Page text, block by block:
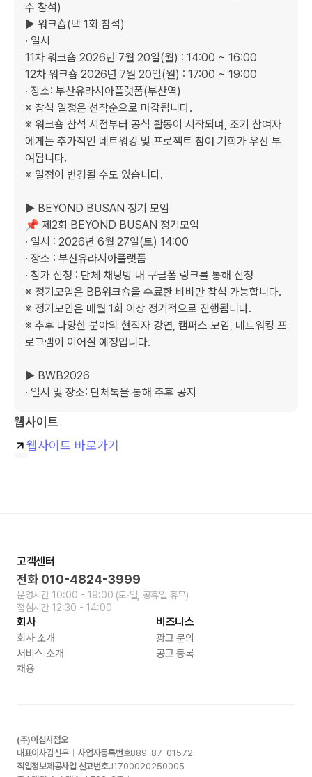
수 참석)
▶ 워크숍(택 1회 참석)
· 일시
11차 워크숍 2026년 7월 20일(월) : 14:00 ~ 16:00
12차 워크숍 2026년 7월 20일(월) : 17:00 ~ 19:00
· 장소: 부산유라시아플랫폼(부산역)
※ 참석 일정은 선착순으로 마감됩니다.
※ 워크숍 참석 시점부터 공식 활동이 시작되며, 조기 참여자
에게는 추가적인 네트워킹 및 프로젝트 참여 기회가 우선 부
여됩니다.
※ 일정이 변경될 수도 있습니다.
▶ BEYOND BUSAN 정기 모임
📌 제2회 BEYOND BUSAN 정기모임
· 일시 : 2026년 6월 27일(토) 14:00
· 장소 : 부산유라시아플랫폼
· 참가 신청 : 단체 채팅방 내 구글폼 링크를 통해 신청
※ 정기모임은 BB워크숍을 수료한 비비만 참석 가능합니다.
※ 정기모임은 매월 1회 이상 정기적으로 진행됩니다.
※ 추후 다양한 분야의 현직자 강연, 캠퍼스 모임, 네트워킹 프
로그램이 이어질 예정입니다.
▶ BWB2026
· 일시 및 장소: 단체톡을 통해 추후 공지
웹사이트
웹사이트 바로가기
고객센터
전화 010-4824-3999
운영시간 10:00 - 19:00 (토∙일, 공휴일 휴무)
점심시간 12:30 - 14:00
회사
회사 소개
서비스 소개
채용
비즈니스
광고 문의
공고 등록
(주)이십사점오
대표이사김신우 사업자등록번호889-87-01572
직업정보제공사업 신고번호J1700020250005